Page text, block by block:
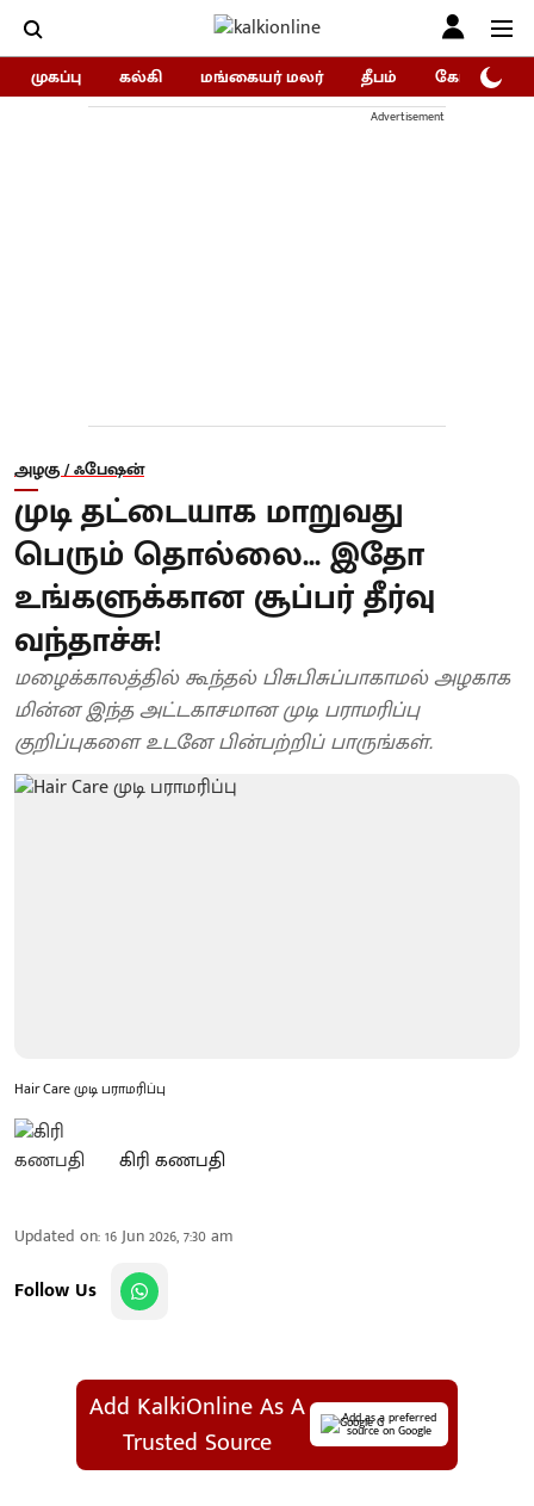
முகப்பு கல்கி மங்கையர் மலர் தீபம் கோகுலம்/
Advertisement
அழகு / ஃபேஷன்
முடி தட்டையாக மாறுவது
பெரும் தொல்லை... இதோ
உங்களுக்கான சூப்பர் தீர்வு
வந்தாச்சு!
மழைக்காலத்தில் கூந்தல் பிசுபிசுப்பாகாமல் அழகாக
மின்ன இந்த அட்டகாசமான முடி பராமரிப்பு
குறிப்புகளை உடனே பின்பற்றிப் பாருங்கள்.
Hair Care முடி பராமரிப்பு
கிரி கணபதி
Updated on:16 Jun 2026, 7:30 am
Follow Us
Add KalkiOnline As A
Trusted Source
Add as a preferred
source on Google